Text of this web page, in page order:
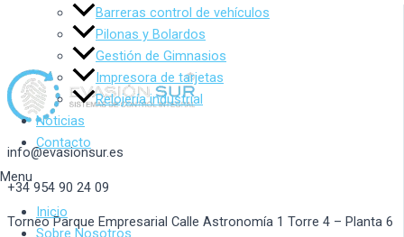
Barreras control de vehículos
Pilonas y Bolardos
Gestión de Gimnasios
Impresora de tarjetas
Relojería industrial
Noticias
Contacto
Menu
Inicio
Sobre Nosotros
info@evasionsur.es
+34 954 90 24 09
Torneo Parque Empresarial Calle Astronomía 1 Torre 4 – Planta 6